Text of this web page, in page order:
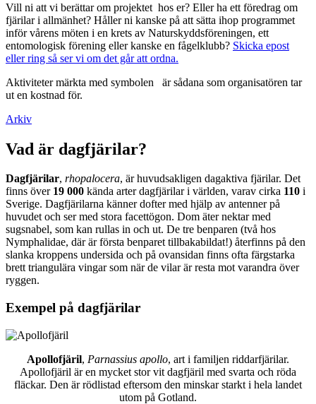
Vill ni att vi berättar om projektet hos er? Eller ha ett föredrag om
fjärilar i allmänhet? Håller ni kanske på att sätta ihop programmet
inför vårens möten i en krets av Naturskyddsföreningen, ett
entomologisk förening eller kanske en fågelklubb? Skicka epost
eller ring så ser vi om det går att ordna.
Aktiviteter märkta med symbolen
är sådana som organisatören tar
ut en kostnad för.
Arkiv
Vad är dagfjärilar?
Dagfjärilar, rhopalocera, är huvudsakligen dagaktiva fjärilar. Det
finns över 19 000 kända arter dagfjärilar i världen, varav cirka 110 i
Sverige. Dagfjärilarna känner dofter med hjälp av antenner på
huvudet och ser med stora facettögon. Dom äter nektar med
sugsnabel, som kan rullas in och ut. De tre benparen (två hos
Nymphalidae, där är första benparet tillbakabildat!) återfinns på den
slanka kroppens undersida och på ovansidan finns ofta färgstarka
brett triangulära vingar som när de vilar är resta mot varandra över
ryggen.
Exempel på dagfjärilar
Apollofjäril, Parnassius apollo, art i familjen riddarfjärilar.
Apollofjäril är en mycket stor vit dagfjäril med svarta och röda
fläckar. Den är rödlistad eftersom den minskar starkt i hela landet
utom på Gotland.